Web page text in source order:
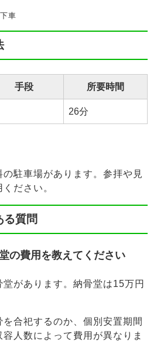
車
手段 所要時間
26分
駐車場があります。参拝や見
ださい。
る質問
の費用を教えてください
があります。納骨堂は15万円
合祀するのか、個別安置期間
人数によって費用が異なりま